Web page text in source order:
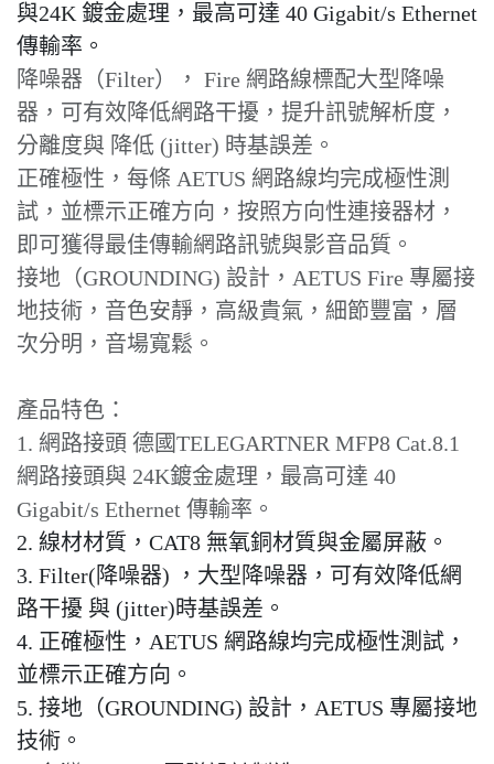
與24K 鍍金處理，最高可達 40 Gigabit/s Ethernet
傳輸率。
降噪器（Filter）， Fire 網路線標配大型降噪
器，可有效降低網路干擾，提升訊號解析度，
分離度與 降低 (jitter) 時基誤差。
正確極性，每條 AETUS 網路線均完成極性測
試，並標示正確方向，按照方向性連接器材，
即可獲得最佳傳輸網路訊號與影音品質。
接地（GROUNDING) 設計，AETUS Fire 專屬接
地技術，音色安靜，高級貴氣，細節豐富，層
次分明，音場寬鬆。
產品特色：
1. 網路接頭 德國TELEGARTNER MFP8 Cat.8.1
網路接頭與 24K鍍金處理，最高可達 40
Gigabit/s Ethernet 傳輸率。
2. 線材材質，CAT8 無氧銅材質與金屬屏蔽。
3. Filter(降噪器) ，大型降噪器，可有效降低網
路干擾 與 (jitter)時基誤差。
4. 正確極性，AETUS 網路線均完成極性測試，
並標示正確方向。
5. 接地（GROUNDING) 設計，AETUS 專屬接地
技術。